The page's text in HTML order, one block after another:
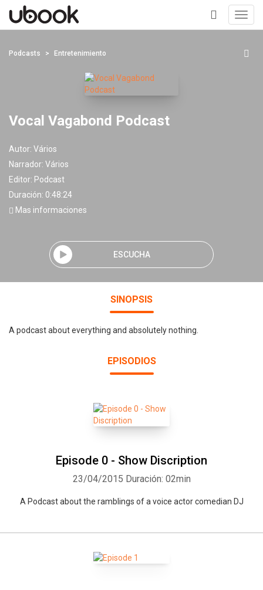
+
Podcasts Entretenimiento
Vocal Vagabond Podcast
Autor: Vários
Narrador: Vários
Editor: Podcast
Duración: 0:48:24
Mas informaciones
ESCUCHA
SINOPSIS
A podcast about everything and absolutely nothing.
EPISODIOS
Episode 0 - Show Discription
23/04/2015 Duración: 02min
A Podcast about the ramblings of a voice actor comedian DJ